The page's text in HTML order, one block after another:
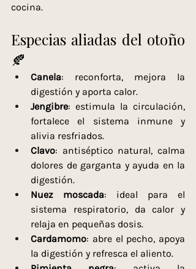
cocina.
Especias aliadas del otoño
🍂
Canela: reconforta, mejora la
digestión y aporta calor.
Jengibre: estimula la circulación,
fortalece el sistema inmune y
alivia resfriados.
Clavo: antiséptico natural, calma
dolores de garganta y ayuda en la
digestión.
Nuez moscada: ideal para el
sistema respiratorio, da calor y
relaja en pequeñas dosis.
Cardamomo: abre el pecho, apoya
la digestión y refresca el aliento.